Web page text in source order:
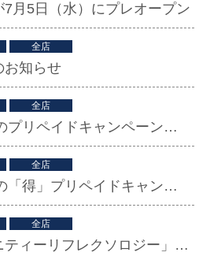
月5日（水）にプレオープン
全店
お知らせ
全店
リペイドキャンペーン実施中！！
全店
得」プリペイドキャンペーン始まります。
全店
新メニュー「マタニティーリフレクソロジー」スタート